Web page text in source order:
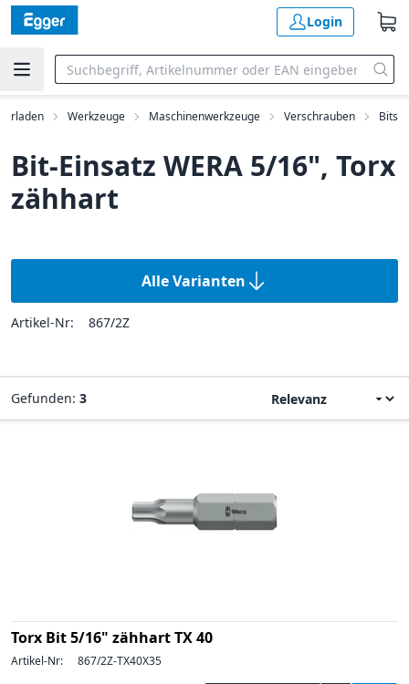
Login
Werkzeuge Maschinenwerkzeuge Verschrauben Bits
Bit-Einsatz WERA 5/16", Torx
zähhart
Alle Varianten
Artikel-Nr: 867/2Z
Gefunden: 3
Torx Bit 5/16" zähhart TX 40
Artikel-Nr: 867/2Z-TX40X35